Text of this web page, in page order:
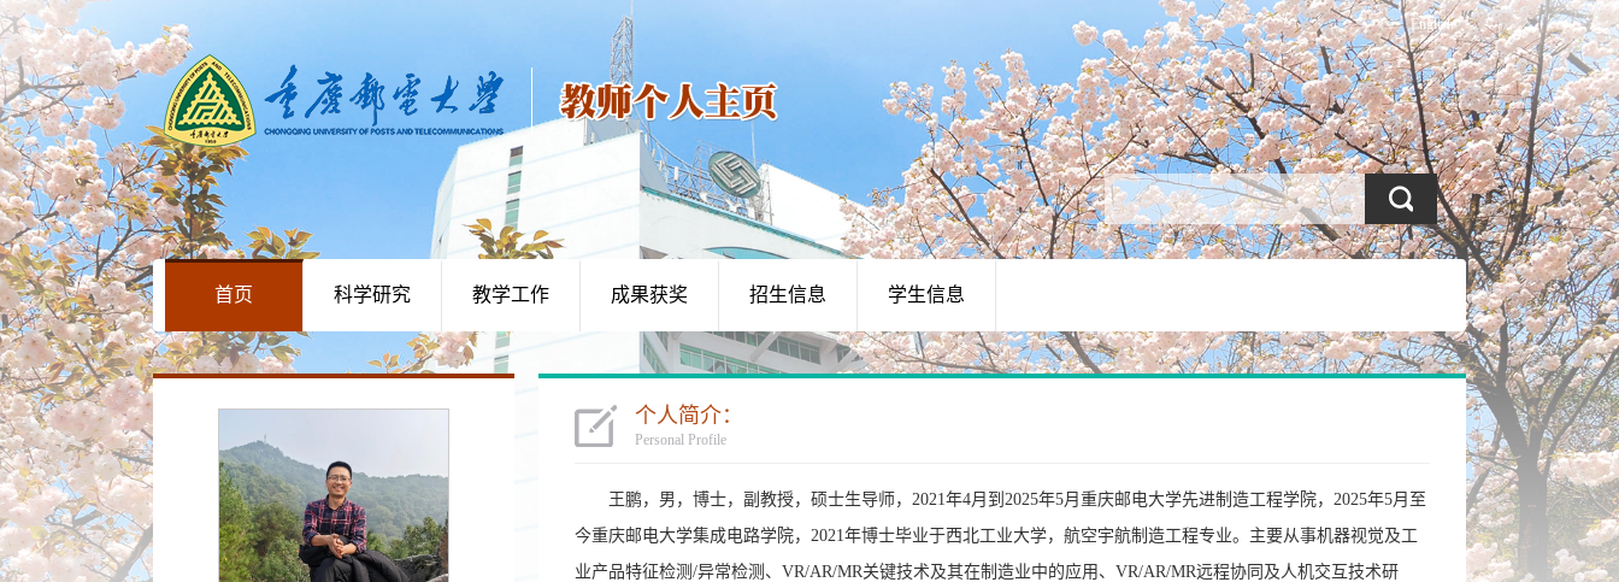
English
首页 科学研究 教学工作 成果获奖 招生信息 学生信息
个人简介：
Personal Profile
王鹏，男，博士，副教授，硕士生导师，2021年4月到2025年5月重庆邮电大学先进制造工程学院，2025年5月至
今重庆邮电大学集成电路学院，2021年博士毕业于西北工业大学，航空宇航制造工程专业。主要从事机器视觉及工
业产品特征检测/异常检测、VR/AR/MR关键技术及其在制造业中的应用、VR/AR/MR远程协同及人机交互技术研